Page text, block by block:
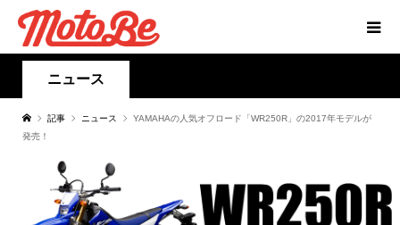
ニュース
記事 ニュース
YAMAHAの人気オフロード「WR250R」の2017年モデルが
発売！